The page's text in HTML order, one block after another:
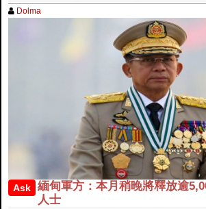
Dolma
Ask
緬甸軍方：本月稍晚將釋放逾
人士